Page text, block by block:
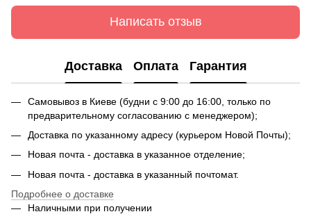
Написать отзыв
Доставка Оплата Гарантия
Самовывоз в Киеве (будни с 9:00 до 16:00, только по
предварительному согласованию с менеджером);
Доставка по указанному адресу (курьером Новой Почты);
Новая почта - доставка в указанное отделение;
Новая почта - доставка в указанный почтомат.
Подробнее о доставке
Наличными при получении